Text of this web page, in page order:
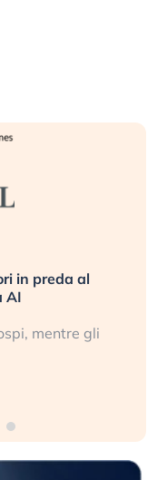
reale.
del 2008?
ma è sempre più
(…)